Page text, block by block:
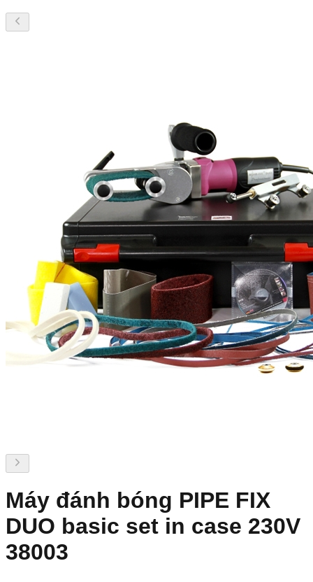
Máy đánh bóng PIPE FIX
DUO basic set in case 230V
38003